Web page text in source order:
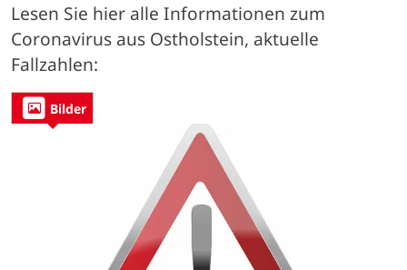
Lesen Sie hier alle Informationen zum
Coronavirus aus Ostholstein, aktuelle
Fallzahlen:
Bilder